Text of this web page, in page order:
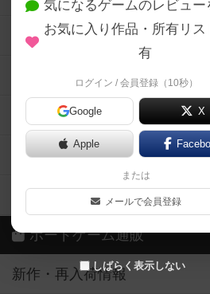
気になるゲームのレビュー
お気に入り作品・所有リス
有
ログイン / 会員登録（10秒）
Google X
Apple
または
メールで会員登録
しばらく表示しない
メカニクス特集
掲示板・トピックス
ボドとも・会員一覧
ボードゲーム業界コラム
ボドゲーマご利用案内
ボードゲーム通販
新作・再入荷情報